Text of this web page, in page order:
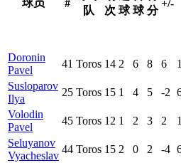
球员 #
队
次 球 球 分
+/-
Doronin
Pavel
41 Toros 14 2 6 8 6
Susloparov
Ilya
25 Toros 15 1 4 5 -2
Volodin
Pavel
45 Toros 12 1 2 3 2
Seluyanov
Vyacheslav
44 Toros 15 2 0 2 -4